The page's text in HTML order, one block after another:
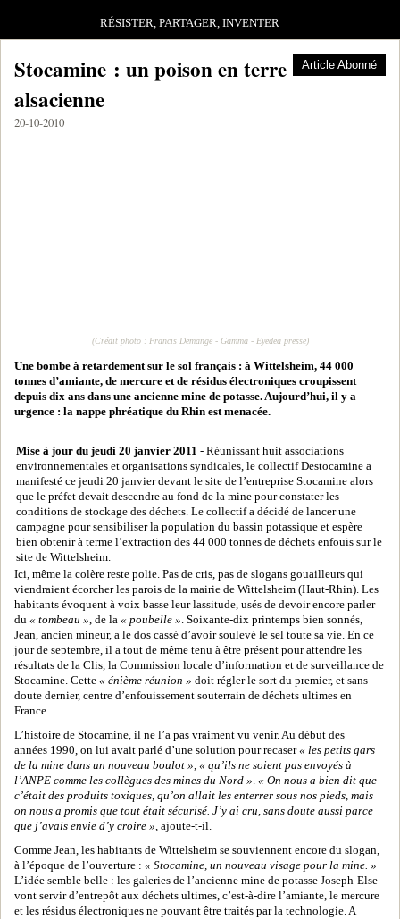
RÉSISTER, PARTAGER, INVENTER
Article Abonné
Stocamine : un poison en terre
alsacienne
20-10-2010
(Crédit photo : Francis Demange - Gamma - Eyedea presse)
Une bombe à retardement sur le sol français : à Wittelsheim, 44 000
tonnes d’amiante, de mercure et de résidus électroniques croupissent
depuis dix ans dans une ancienne mine de potasse. Aujourd’hui, il y a
urgence : la nappe phréatique du Rhin est menacée.
Mise à jour du jeudi 20 janvier 2011 - Réunissant huit associations
environnementales et organisations syndicales, le collectif Destocamine a
manifesté ce jeudi 20 janvier devant le site de l’entreprise Stocamine alors
que le préfet devait descendre au fond de la mine pour constater les
conditions de stockage des déchets. Le collectif a décidé de lancer une
campagne pour sensibiliser la population du bassin potassique et espère
bien obtenir à terme l’extraction des 44 000 tonnes de déchets enfouis sur le
site de Wittelsheim.
Ici, même la colère reste polie. Pas de cris, pas de slogans gouailleurs qui
viendraient écorcher les parois de la mairie de Wittelsheim (Haut-Rhin). Les
habitants évoquent à voix basse leur lassitude, usés de devoir encore parler
du « tombeau », de la « poubelle ». Soixante-dix printemps bien sonnés,
Jean, ancien mineur, a le dos cassé d’avoir soulevé le sel toute sa vie. En ce
jour de septembre, il a tout de même tenu à être présent pour attendre les
résultats de la Clis, la Commission locale d’information et de surveillance de
Stocamine. Cette « énième réunion » doit régler le sort du premier, et sans
doute dernier, centre d’enfouissement souterrain de déchets ultimes en
France.
L’histoire de Stocamine, il ne l’a pas vraiment vu venir. Au début des
années 1990, on lui avait parlé d’une solution pour recaser« les petits gars
de la mine dans un nouveau boulot », « qu’ils ne soient pas envoyés à
l’ANPE comme les collègues des mines du Nord ». « On nous a bien dit que
c’était des produits toxiques, qu’on allait les enterrer sous nos pieds, mais
on nous a promis que tout était sécurisé. J’y ai cru, sans doute aussi parce
que j’avais envie d’y croire », ajoute-t-il.
Comme Jean, les habitants de Wittelsheim se souviennent encore du slogan,
à l’époque de l’ouverture : « Stocamine, un nouveau visage pour la mine. »
L’idée semble belle : les galeries de l’ancienne mine de potasse Joseph-Else
vont servir d’entrepôt aux déchets ultimes, c’est-à-dire l’amiante, le mercure
et les résidus électroniques ne pouvant être traités par la technologie. A